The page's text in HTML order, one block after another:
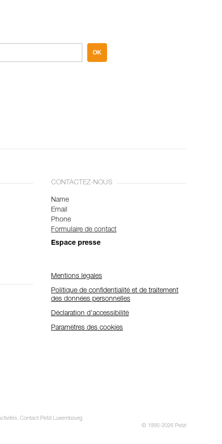
OK
CONTACTEZ-NOUS
Name
Email
Phone
Formulaire de contact
Espace presse
Mentions légales
Politique de confidentialité et de traitement
des données personnelles
Déclaration d'accessibilité
Paramètres des cookies
Contact Petzl Luxembourg
© 1995-2026 Petzl